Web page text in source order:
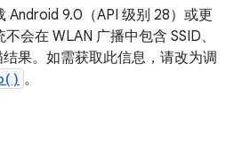
Android 9.0（API 级别 28）或更
会在 WLAN 广播中包含 SSID、
果。如需获取此信息，请改为调
。